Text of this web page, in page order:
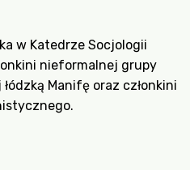
w Katedrze Socjologii
nieformalnej grupy
Manifę oraz członkini